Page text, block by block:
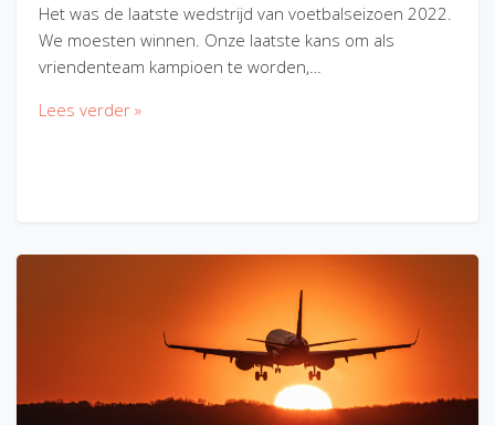
Het was de laatste wedstrijd van voetbalseizoen 2022.
We moesten winnen. Onze laatste kans om als
vriendenteam kampioen te worden,…
Lees verder »